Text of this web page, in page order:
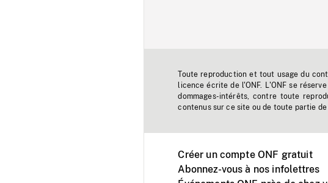
Toute reproduction et tout usage du
licence écrite de l'ONF. L'ONF se
dommages-intérêts, contre toute
contenus sur ce site ou de toute partie
Créer un compte ONF gratuit
Abonnez-vous à nos infolettres